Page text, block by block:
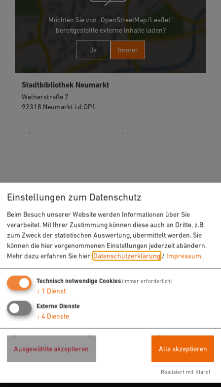
Möchten Sie von „OpenStreetMap/Leaflet“
bereitgestellte externe Inhalte laden?
Ja Immer
Stadtbibliothek Neumarkt
Weiherstraße 7
92318 Neumarkt i.d.OPf.
URLAUB & FREIZEIT
Radfahren
Wandern
Sehenswertes
Veranstaltungen
ÜBERNACHTEN & EINKEHREN
Hotels
Ferienwohnungen
Einstellungen zum Datenschutz
Beim Besuch unserer Website werden Informationen über Sie
verarbeitet. Mit Ihrer Zustimmung können diese auch an Dritte, z.B.
zum Zweck der statistischen Auswertung, übermittelt werden. Sie
können die hier vorgenommenen Einstellungen jederzeit abändern.
Mehr dazu erfahren Sie hier:Datenschutzerklärung / Impressum.
Technisch notwendige Cookies(immer erforderlich)
↓ 1 Dienst
Externe Dienste
↓ 4 Dienste
Ausgewählte akzeptieren Alle akzeptieren
Realisiert mit Klaro!